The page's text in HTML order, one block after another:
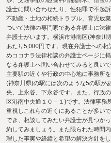
護士に問い合わせたり、性犯罪で不起
不動産・土地の相続トラブル、育児放
ついて法律の専門家である弁護士に法
弁護士がいます。横浜市港南区(神奈川
あたり5,000円です。現在弁護士への
めココナラ法律相談の弁護士ページに
なる弁護士へ問い合わせてみると良い
主要駅の近くや行政の中心地に事務所
(神奈川県)の駅には次のような5の駅が
央、上永谷、下永谷です。また、行政
区港南中央通１０－１)です。法律事務
重視しこれらの近くにあることが多い
でき、相談してみたい弁護士が見つか
約してみましょう。また限られた時間
理した事実や経緯と希望の解決方針を